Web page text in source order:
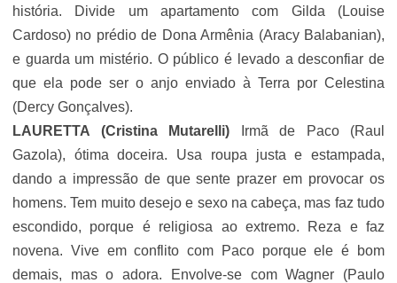
história. Divide um apartamento com Gilda (Louise
Cardoso) no prédio de Dona Armênia (Aracy Balabanian),
e guarda um mistério. O público é levado a desconfiar de
que ela pode ser o anjo enviado à Terra por Celestina
(Dercy Gonçalves).
LAURETTA (Cristina Mutarelli) Irmã de Paco (Raul
Gazola), ótima doceira. Usa roupa justa e estampada,
dando a impressão de que sente prazer em provocar os
homens. Tem muito desejo e sexo na cabeça, mas faz tudo
escondido, porque é religiosa ao extremo. Reza e faz
novena. Vive em conflito com Paco porque ele é bom
demais, mas o adora. Envolve-se com Wagner (Paulo